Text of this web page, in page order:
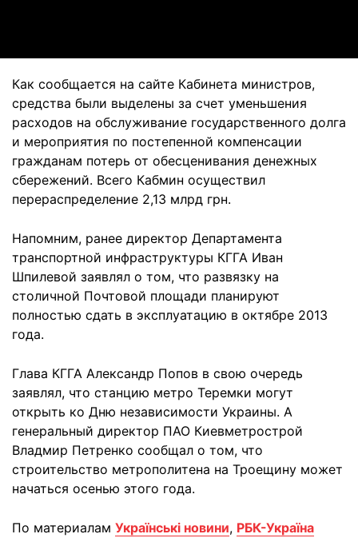
Как сообщается на сайте Кабинета министров,
средства были выделены за счет уменьшения
расходов на обслуживание государственного долга
и мероприятия по постепенной компенсации
гражданам потерь от обесценивания денежных
сбережений. Всего Кабмин осуществил
перераспределение 2,13 млрд грн.
Напомним, ранее директор Департамента
транспортной инфраструктуры КГГА Иван
Шпилевой заявлял о том, что развязку на
столичной Почтовой площади планируют
полностью сдать в эксплуатацию в октябре 2013
года.
Глава КГГА Александр Попов в свою очередь
заявлял, что станцию метро Теремки могут
открыть ко Дню независимости Украины. А
генеральный директор ПАО Киевметрострой
Владмир Петренко сообщал о том, что
строительство метрополитена на Троещину может
начаться осенью этого года.
По материалам Українські новини, РБК-Україна